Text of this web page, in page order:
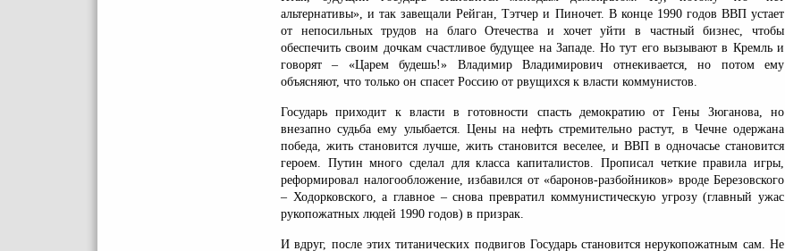
альтернативы», и так завещали Рейган, Тэтчер и Пиночет. В конце 1990 годов ВВП устает
от непосильных трудов на благо Отечества и хочет уйти в частный бизнес, чтобы
обеспечить своим дочкам счастливое будущее на Западе. Но тут его вызывают в Кремль и
говорят – «Царем будешь!» Владимир Владимирович отнекивается, но потом ему
объясняют, что только он спасет Россию от рвущихся к власти коммунистов.
Государь приходит к власти в готовности спасть демократию от Гены Зюганова, но
внезапно судьба ему улыбается. Цены на нефть стремительно растут, в Чечне одержана
победа, жить становится лучше, жить становится веселее, и ВВП в одночасье становится
героем. Путин много сделал для класса капиталистов. Прописал четкие правила игры,
реформировал налогообложение, избавился от «баронов-разбойников» вроде Березовского
– Ходорковского, а главное – снова превратил коммунистическую угрозу (главный ужас
рукопожатных людей 1990 годов) в призрак.
И вдруг, после этих титанических подвигов Государь становится нерукопожатным сам. Не